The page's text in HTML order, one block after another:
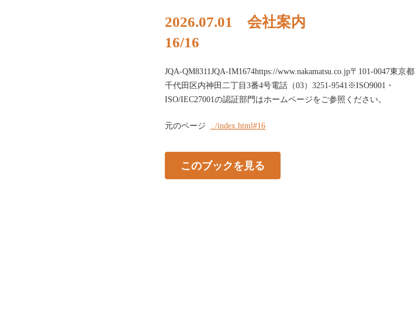
2026.07.01 会社案内
16/16
JQA-QM8311JQA-IM1674https://www.nakamatsu.co.jp〒101-0047東京都
千代田区内神田二丁目3番4号電話（03）3251-9541※ISO9001・
ISO/IEC27001の認証部門はホームページをご参照ください。
元のページ ../index.html#16
このブックを見る